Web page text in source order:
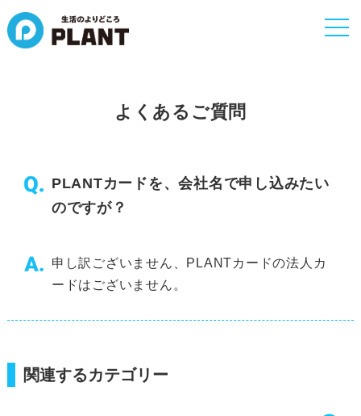
よくあるご質問
PLANTカードを、会社名で申し込みたい
のですが？
申し訳ございません、PLANTカードの法人カ
ードはございません。
関連するカテゴリー